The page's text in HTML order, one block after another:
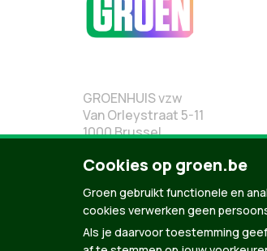
GROENHUIS vzw
Van Orleystraat 5-11
1000 Brussel
02 219 19 19
Cookies op groen.be
Groen gebruikt functionele en
cookies verwerken geen
Als je daarvoor toestemming